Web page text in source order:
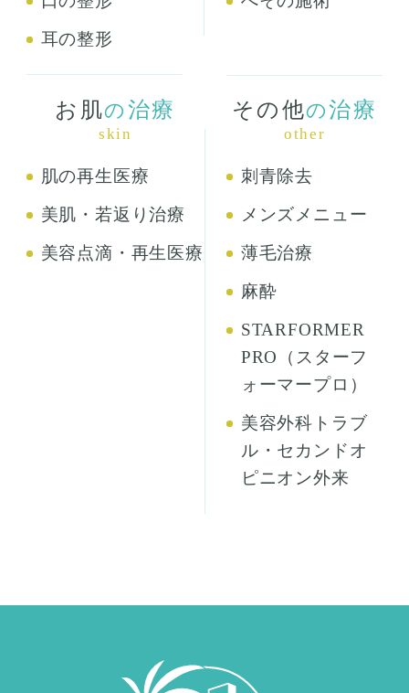
耳の整形
お肌の 治療
skin
肌の再生医療
美肌・若返り治療
美容点滴・再生医療
その他の治療
other
刺青除去
メンズメニュー
薄毛治療
麻酔
STARFORMER
PRO（スターフ
ォーマープロ）
美容外科トラブ
ル・セカンドオ
ピニオン外来